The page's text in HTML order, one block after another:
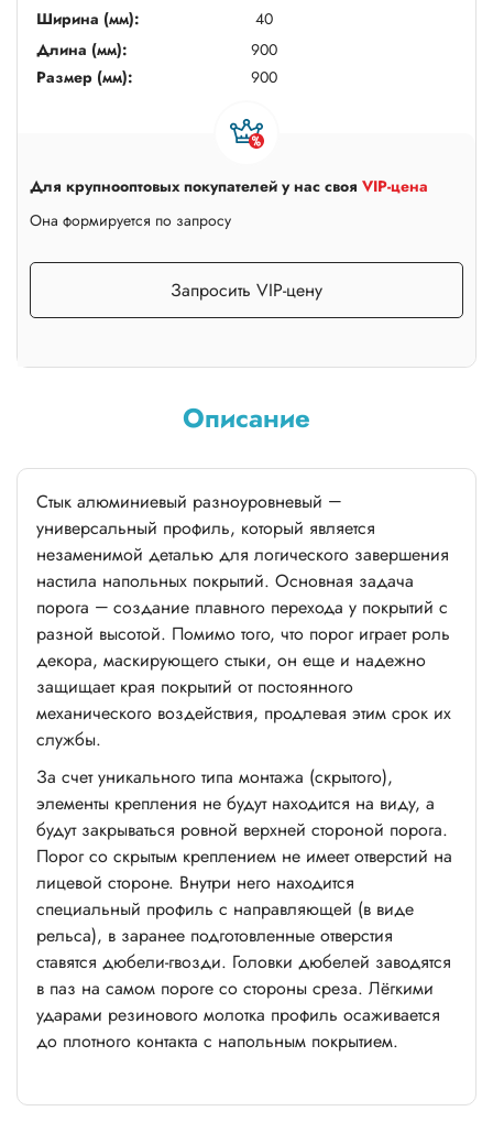
Ширина (мм):
40
Длина (мм):
900
Размер (мм):
900
Для крупнооптовых покупателей у нас своя VIP-цена
Она формируется по запросу
Запросить VIP-цену
Описание
Стык алюминиевый разноуровневый —
универсальный профиль, который является
незаменимой деталью для логического завершения
настила напольных покрытий. Основная задача
порога — создание плавного перехода у покрытий с
разной высотой. Помимо того, что порог играет роль
декора, маскирующего стыки, он еще и надежно
защищает края покрытий от постоянного
механического воздействия, продлевая этим срок их
службы.
За счет уникального типа монтажа (скрытого),
элементы крепления не будут находится на виду, а
будут закрываться ровной верхней стороной порога.
Порог со скрытым креплением не имеет отверстий на
лицевой стороне. Внутри него находится
специальный профиль с направляющей (в виде
рельса), в заранее подготовленные отверстия
ставятся дюбели-гвозди. Головки дюбелей заводятся
в паз на самом пороге со стороны среза. Лёгкими
ударами резинового молотка профиль осаживается
до плотного контакта с напольным покрытием.